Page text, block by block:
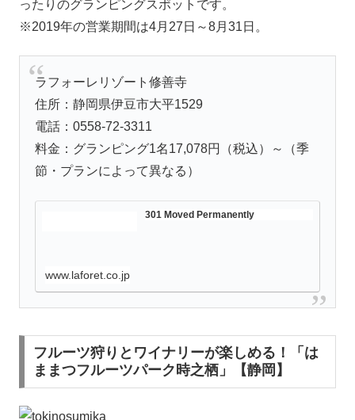
ったりのグランピングスポットです。
※2019年の営業期間は4月27日～8月31日。
ラフォーレリゾート修善寺
住所：静岡県伊豆市大平1529
電話：0558-72-3311
料金：グランピング1名17,078円（税込）～（季
節・プランによって異なる）
301 Moved Permanently
www.laforet.co.jp
フルーツ狩りとワイナリーが楽しめる！「は
ままつフルーツパーク時之栖」【静岡】